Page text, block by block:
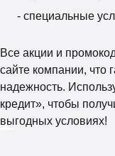
- специальные
Все акции и
сайте компании, что
надежность.
кредит», чтобы
выгодных условиях!